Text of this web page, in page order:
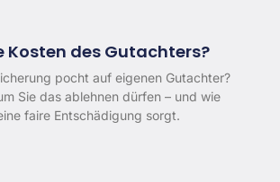
Kosten des Gutachters?
pocht auf eigenen Gutachter?
Sie das ablehnen dürfen – und wie
faire Entschädigung sorgt.